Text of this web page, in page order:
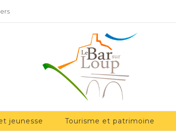
jeunesse Tourisme et patrimoine